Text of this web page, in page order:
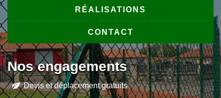
RÉALISATIONS
CONTACT
Nos engagements
Devis et déplacement gratuits